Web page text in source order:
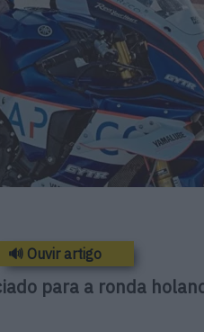
🔊 Ouvir artigo
para a ronda